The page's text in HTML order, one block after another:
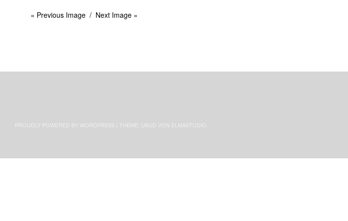
« Previous Image Next Image »
PROUDLY POWERED BY WORDPRESS THEME: UBUD VON ELMASTUDIO